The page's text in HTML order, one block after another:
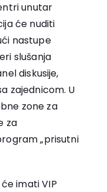
unutar
će nuditi
nastupe
slušanja
diskusije,
zajednicom. U
zone za
za
„prisutni
imati VIP